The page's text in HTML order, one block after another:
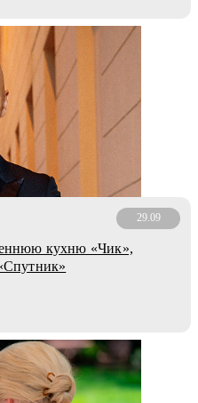
29.09
кухню «Чик»,